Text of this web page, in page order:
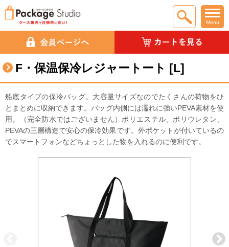
Menu
F・保温保冷レジャートート [L]
船底タイプの保冷バッグ。大容量サイズなのでたくさんの荷物をひ
とまとめに収納できます。バッグ内側には濡れに強いPEVA素材を使
用。（完全防水ではございません）ポリエステル、ポリウレタン、
PEVAの三層構造で安心の保冷効果です。外ポケットが付いているの
でスマートフォンなどちょっとした物を入れるのに便利です。